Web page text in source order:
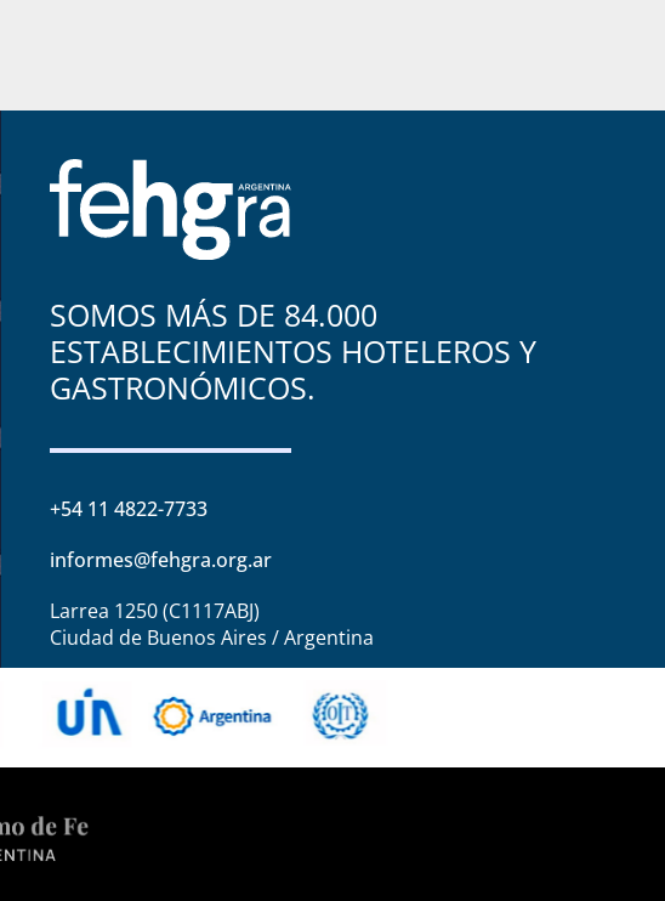
SOMOS MÁS DE 84.000
ESTABLECIMIENTOS HOTELEROS Y
GASTRONÓMICOS.
+54 11 4822-7733
informes@fehgra.org.ar
Larrea 1250 (C1117ABJ)
Ciudad de Buenos Aires / Argentina